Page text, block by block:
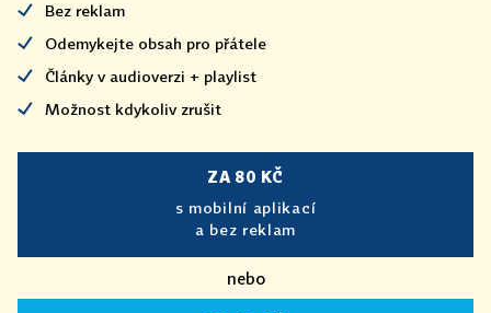
Bez reklam
Odemykejte obsah pro přátele
Články v audioverzi + playlist
Možnost kdykoliv zrušit
ZA 80 KČ
s mobilní aplikací
a bez reklam
nebo